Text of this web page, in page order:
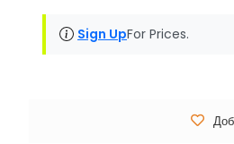
Sign UpFor Prices.